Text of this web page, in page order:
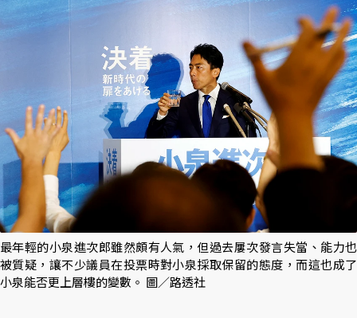
最年輕的小泉進次郎雖然頗有人氣，但過去屢次發言失當、能力也
被質疑，讓不少議員在投票時對小泉採取保留的態度，而這也成了
小泉能否更上層樓的變數。 圖／路透社